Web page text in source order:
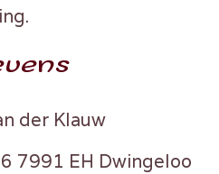
der Klauw
7991 EH Dwingeloo